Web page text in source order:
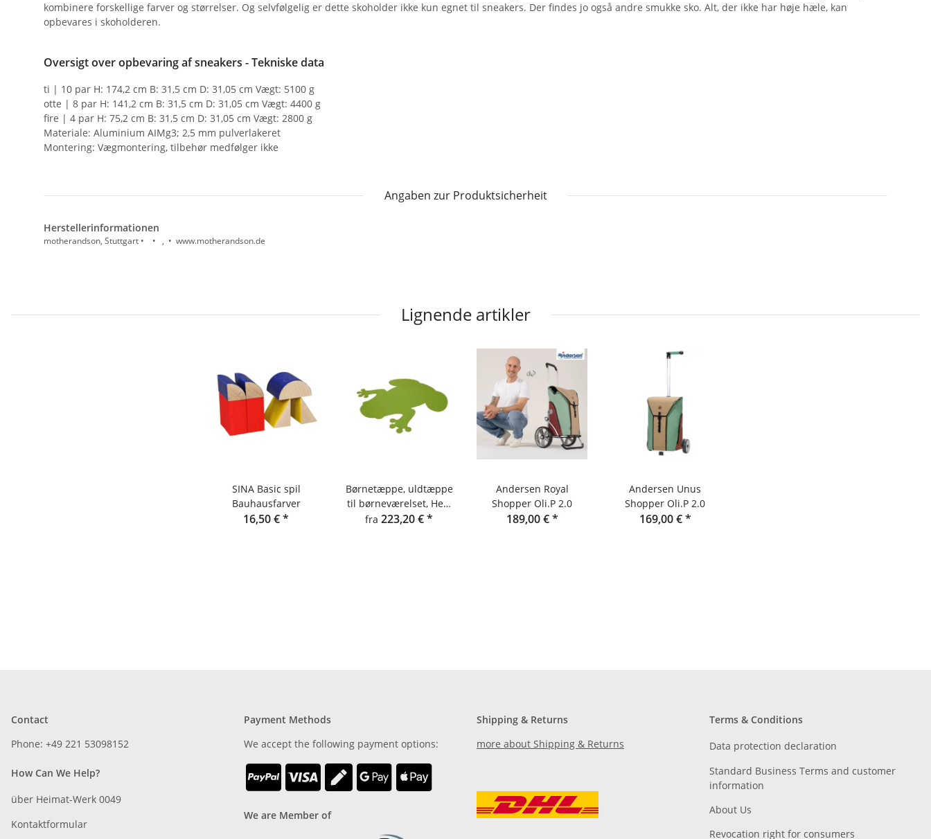
kombinere forskellige farver og størrelser. Og selvfølgelig er dette skoholder ikke kun egnet til sneakers. Der findes jo også andre smukke sko. Alt, der ikke har høje hæle, kan
opbevares i skoholderen.
Oversigt over opbevaring af sneakers - Tekniske data
ti | 10 par H: 174,2 cm B: 31,5 cm D: 31,05 cm Vægt: 5100 g
otte | 8 par H: 141,2 cm B: 31,5 cm D: 31,05 cm Vægt: 4400 g
fire | 4 par H: 75,2 cm B: 31,5 cm D: 31,05 cm Vægt: 2800 g
Materiale: Aluminium AIMg3; 2,5 mm pulverlakeret
Montering: Vægmontering, tilbehør medfølger ikke
Angaben zur Produktsicherheit
Herstellerinformationen
motherandson, Stuttgart • • , • www.motherandson.de
Lignende artikler
SINA Basic spil
Bauhausfarver
16,50 €*
Børnetæppe, uldtæppe
til børneværelset, Hey-
Sign frø-tæppe
fra 223,20 €*
Andersen Royal
Shopper Oli.P 2.0
189,00 €*
Andersen Unus
Shopper Oli.P 2.0
169,00 €*
Contact
Phone: +49 221 53098152
How Can We Help?
über Heimat-Werk 0049
Kontaktformular
Payment Methods
We accept the following payment options:
We are Member of
Shipping & Returns
more about Shipping & Returns
Terms & Conditions
Data protection declaration
Standard Business Terms and customer
information
About Us
Revocation right for consumers